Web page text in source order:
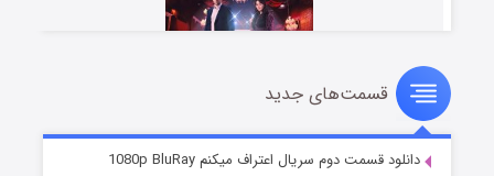
سریال زشت
قسمت5 (زیرنویس) منتشر شد
قسمت‌های جدید
دانلود قسمت دوم سریال اعتراف میکنم 1080p BluRay